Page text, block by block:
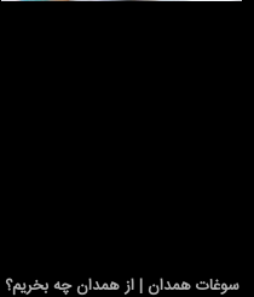
سوغات همدان | از همدان چه بخریم؟